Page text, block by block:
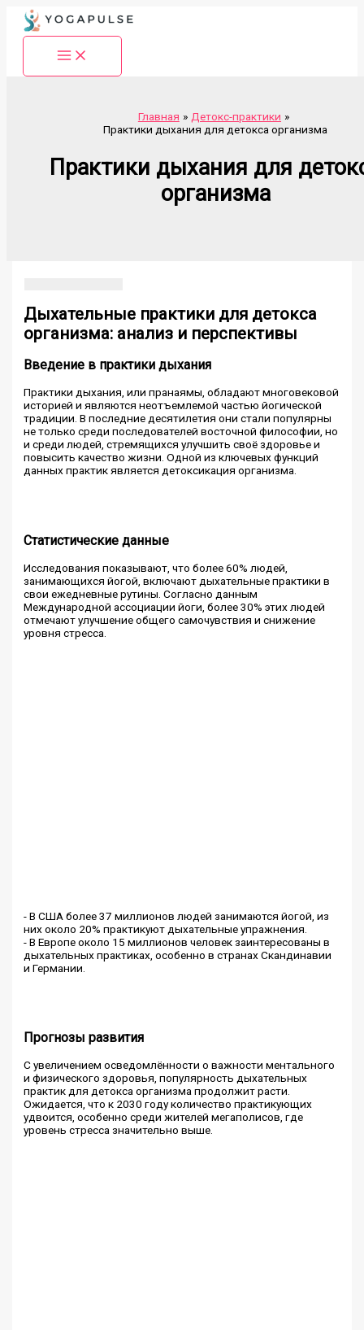
Перейти
содержимому
Главная
Детокс-практики
Практики дыхания для детокса организма
Практики дыхания для
организма
Дыхательные практики для детокса
организма: анализ и перспективы
Введение в практики дыхания
Практики дыхания, или пранаямы, обладают многовековой
историей и являются неотъемлемой частью йогической
традиции. В последние десятилетия они стали популярны
не только среди последователей восточной философии, но
и среди людей, стремящихся улучшить своё здоровье и
повысить качество жизни. Одной из ключевых функций
данных практик является детоксикация организма.
Статистические данные
Исследования показывают, что более 60% людей,
занимающихся йогой, включают дыхательные практики в
свои ежедневные рутины. Согласно данным
Международной ассоциации йоги, более 30% этих людей
отмечают улучшение общего самочувствия и снижение
уровня стресса.
- В США более 37 миллионов людей занимаются йогой, из
них около 20% практикуют дыхательные упражнения.
- В Европе около 15 миллионов человек заинтересованы в
дыхательных практиках, особенно в странах Скандинавии
и Германии.
Прогнозы развития
С увеличением осведомлённости о важности ментального
и физического здоровья, популярность дыхательных
практик для детокса организма продолжит расти.
Ожидается, что к 2030 году количество практикующих
удвоится, особенно среди жителей мегаполисов, где
уровень стресса значительно выше.